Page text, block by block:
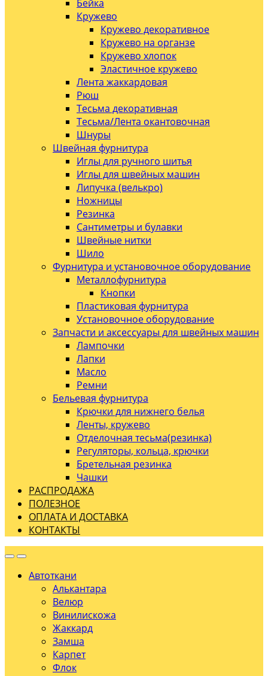
Бейка
Кружево
Кружево декоративное
Кружево на органзе
Кружево хлопок
Эластичное кружево
Лента жаккардовая
Рюш
Тесьма декоративная
Тесьма/Лента окантовочная
Шнуры
Швейная фурнитура
Иглы для ручного шитья
Иглы для швейных машин
Липучка (велькро)
Ножницы
Резинка
Сантиметры и булавки
Швейные нитки
Шило
Фурнитура и установочное оборудование
Металлофурнитура
Кнопки
Пластиковая фурнитура
Установочное оборудование
Запчасти и аксессуары для швейных машин
Лампочки
Лапки
Масло
Ремни
Бельевая фурнитура
Крючки для нижнего белья
Ленты, кружево
Отделочная тесьма(резинка)
Регуляторы, кольца, крючки
Бретельная резинка
Чашки
РАСПРОДАЖА
ПОЛЕЗНОЕ
ОПЛАТА И ДОСТАВКА
КОНТАКТЫ
Автоткани
Алькантара
Велюр
Винилискожа
Жаккард
Замша
Карпет
Флок